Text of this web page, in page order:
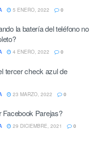
5 ENERO, 2022 0
la batería del teléfono no
4 ENERO, 2022 0
tercer check azul de
23 MARZO, 2022 0
Facebook Parejas?
29 DICIEMBRE, 2021 0